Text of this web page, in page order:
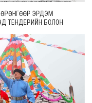
ЭРДЭМ
ТЕНДЕРИЙН БОЛОН